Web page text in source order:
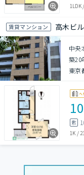
1LDK
賃貸マンション 高木ビル
中央
築20
東京
敷
1K /